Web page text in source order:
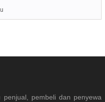
penjual, pembeli dan penyewa